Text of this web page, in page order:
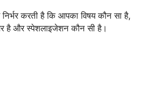
करती है कि आपका विषय कौन सा है,
है और स्पेशलाइजेशन कौन सी है।